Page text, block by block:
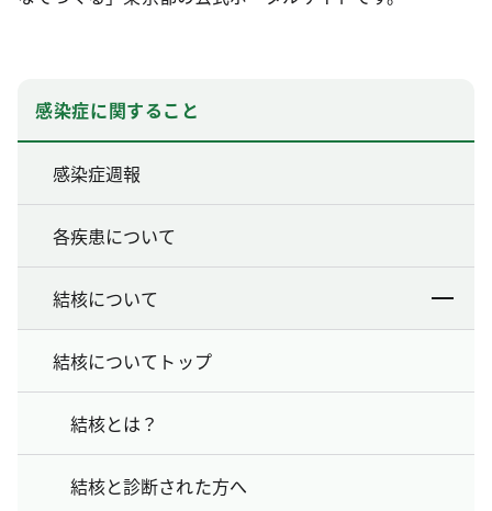
感染症に関すること
感染症週報
各疾患について
結核について
結核についてトップ
結核とは？
結核と診断された方へ